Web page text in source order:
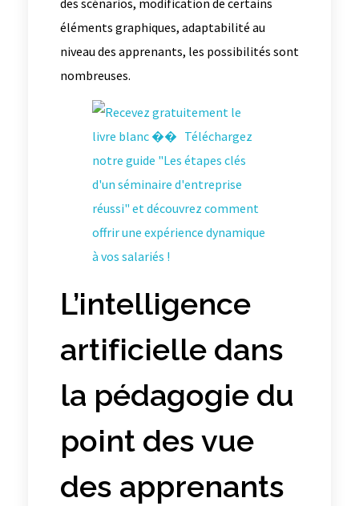
des scénarios, modification de certains
éléments graphiques, adaptabilité au
niveau des apprenants, les possibilités sont
nombreuses.
L’intelligence
artificielle dans
la pédagogie du
point des vue
des apprenants